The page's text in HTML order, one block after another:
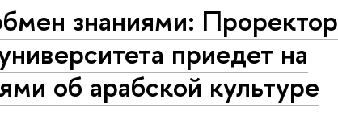
знаниями: Проректор
приедет на
об арабской культуре